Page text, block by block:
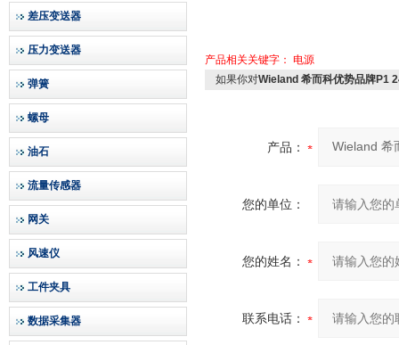
差压变送器
压力变送器
弹簧
螺母
油石
流量传感器
网关
风速仪
工件夹具
数据采集器
产品相关关键字： 电源
如果你对Wieland 希而科优势品牌P1
产品：
您的单位：
您的姓名：
联系电话：